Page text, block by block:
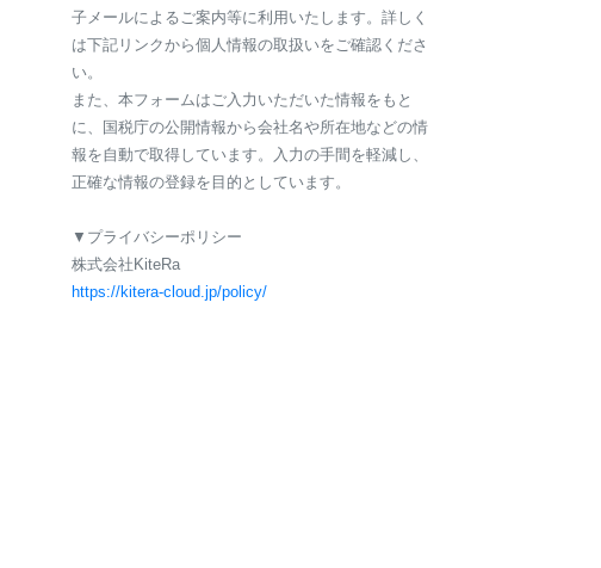
子メールによるご案内等に利用いたします。詳しく
は下記リンクから個人情報の取扱いをご確認くださ
い。
また、本フォームはご入力いただいた情報をもと
に、国税庁の公開情報から会社名や所在地などの情
報を自動で取得しています。入力の手間を軽減し、
正確な情報の登録を目的としています。
▼プライバシーポリシー
株式会社KiteRa
https://kitera-cloud.jp/policy/